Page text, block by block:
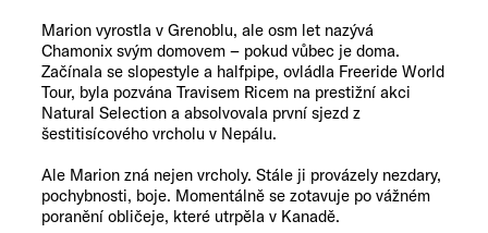
Marion vyrostla v Grenoblu, ale osm let nazývá
Chamonix svým domovem – pokud vůbec je doma.
Začínala se slopestyle a halfpipe, ovládla Freeride World
Tour, byla pozvána Travisem Ricem na prestižní akci
Natural Selection a absolvovala první sjezd z
šestitisícového vrcholu v Nepálu.
Ale Marion zná nejen vrcholy. Stále ji provázely nezdary,
pochybnosti, boje. Momentálně se zotavuje po vážném
poranění obličeje, které utrpěla v Kanadě.